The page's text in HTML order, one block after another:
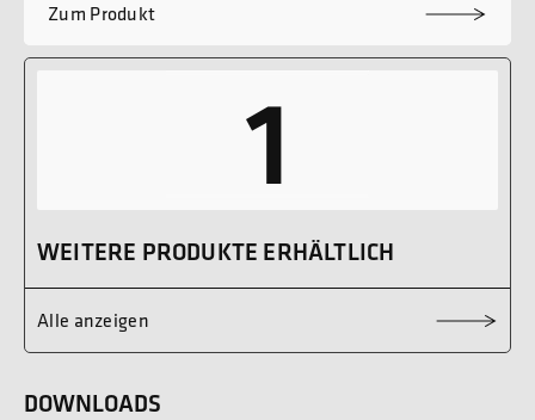
Zum Produkt
1
WEITERE PRODUKTE ERHÄLTLICH
Alle anzeigen
DOWNLOADS